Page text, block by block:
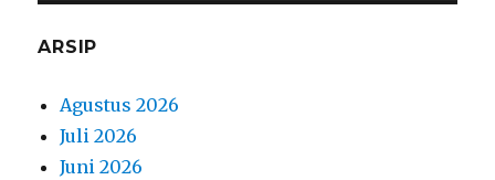
ARSIP
Agustus 2026
Juli 2026
Juni 2026